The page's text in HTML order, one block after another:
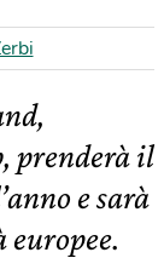
prenderà il
e sarà
europee.